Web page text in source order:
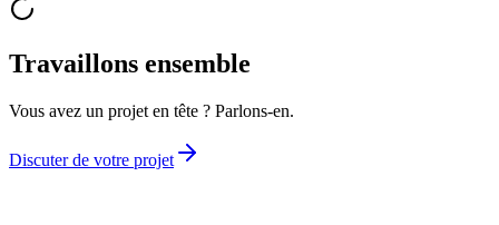
Travaillons ensemble
Vous avez un projet en tête ? Parlons-en.
Discuter de votre projet